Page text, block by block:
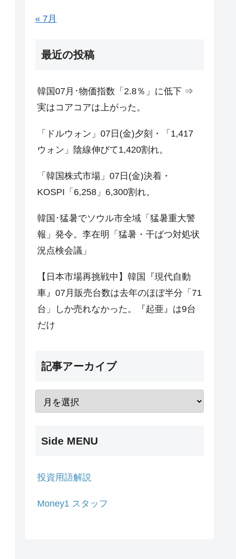
« 7月
最近の投稿
韓国07月･物価指数「2.8％」に低下 ⇒
実はコアコアは上がった。
「ドルウォン」07日(金)夕刻・「1,417
ウォン」陰線伸びて1,420割れ。
「韓国株式市場」07日(金)決着・
KOSPI「6,258」6,300割れ。
韓国･猛暑でソウル市全域「猛暑重大警
報」発令。李在明「猛暑・干ばつ対処状
況点検会議」
【日本市場再挑戦中】韓国『現代自動
車』07月販売台数は去年のほぼ半分「71
台」しか売れなかった。『起亜』は9台
だけ
記事アーカイブ
Side MENU
投資用語解説
Money1 スタッフ